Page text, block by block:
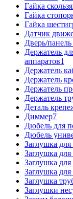
Гайка
Гайка
Гайка
Датчик
Дверь/
Держатель
аппаратов1
Держатель
Держатель
Держатель
Держатель
Деталь
Диммер7
Дюбель для
Дюбель
Заглушка
Заглушка
Заглушка для
Заглушка для
Заглушка
Заглушки